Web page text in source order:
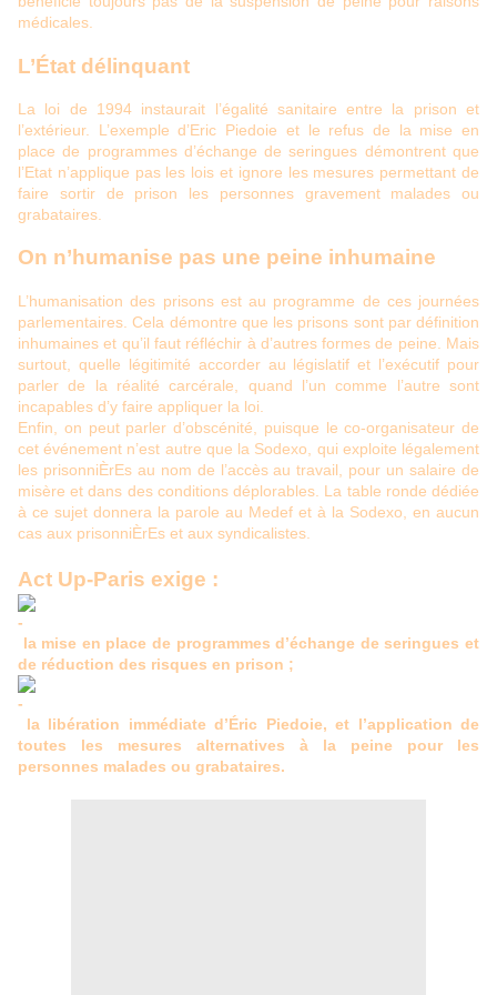
médicales.
L’État délinquant
La loi de 1994 instaurait l’égalité sanitaire entre la prison et
l’extérieur. L’exemple d’Eric Piedoie et le refus de la mise en
place de programmes d’échange de seringues démontrent que
l’Etat n’applique pas les lois et ignore les mesures permettant de
faire sortir de prison les personnes gravement malades ou
grabataires.
On n’humanise pas une peine inhumaine
L’humanisation des prisons est au programme de ces journées
parlementaires. Cela démontre que les prisons sont par définition
inhumaines et qu’il faut réfléchir à d’autres formes de peine. Mais
surtout, quelle légitimité accorder au législatif et l’exécutif pour
parler de la réalité carcérale, quand l’un comme l’autre sont
incapables d’y faire appliquer la loi.
Enfin, on peut parler d’obscénité, puisque le co-organisateur de
cet événement n’est autre que la Sodexo, qui exploite légalement
les prisonniÈrEs au nom de l’accès au travail, pour un salaire de
misère et dans des conditions déplorables. La table ronde dédiée
à ce sujet donnera la parole au Medef et à la Sodexo, en aucun
cas aux prisonniÈrEs et aux syndicalistes.
Act Up-Paris exige :
la mise en place de programmes d’échange de seringues et
de réduction des risques en prison ;
la libération immédiate d’Éric Piedoie, et l’application de
toutes les mesures alternatives à la peine pour les
personnes malades ou grabataires.